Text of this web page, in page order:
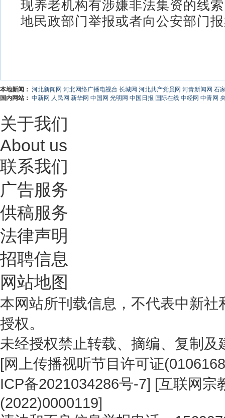
现养老机构有涉嫌非法集资的线
地民政部门举报或者向公安部门
本地新闻： 河北新闻网 河北网络广播电视台 长城网 河北共产党员网 河青新闻网 石
国内网站： 中新网 人民网 新华网 中国网 光明网 中国日报 国际在线 中经网 中青网
关于我们
About us
联系我们
广告服务
供稿服务
法律声明
招聘信息
网站地图
本网站所刊载信息，不代表中新
授权。
未经授权禁止转载、摘编、复制
[网上传播视听节目许可证
ICP备2021034286号-7] [互联网宗
(2022)0000119]